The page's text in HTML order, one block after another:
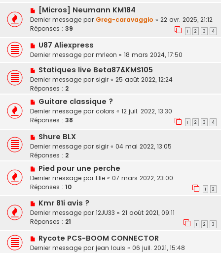
[Micros] Neumann KM184
Dernier message par Greg-caravaggio « 22 avr. 2025, 21:12
Réponses : 39 1 2 3 4
U87 Aliexpress
Dernier message par mrleon « 18 mars 2024, 17:50
Statiques live Beta87&KMS105
Dernier message par sigir « 25 août 2022, 12:24
Réponses : 2
Guitare classique ?
Dernier message par colors « 12 juil. 2022, 13:30
Réponses : 38 1 2 3 4
Shure BLX
Dernier message par sigir « 04 mai 2022, 13:05
Réponses : 2
Pied pour une perche
Dernier message par Elie « 07 mars 2022, 23:00
Réponses : 10 1 2
Kmr 81i avis ?
Dernier message par 12JU33 « 21 août 2021, 09:11
Réponses : 21 1 2 3
Rycote PCS-BOOM CONNECTOR
Dernier message par jean louis « 06 juil. 2021, 15:48